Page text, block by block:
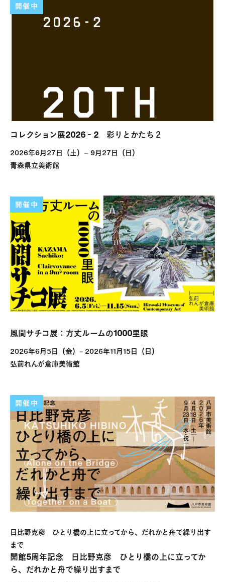
開催中
コレクション展2026‐2 彩りとかたち２
2026年6月27日（土）− 9月27日（日）
青森県立美術館
開催中
風間サチコ展：方丈ルームの1000里眼
2026年6月5日（金）– 2026年11月15日（日）
弘前れんが倉庫美術館
開催中
日比野克彦 ひとり橋の上に立ってから、だれかと舟で繰り出す
まで
開館5周年記念 日比野克彦 ひとり橋の上に立ってか
ら、だれかと舟で繰り出すまで